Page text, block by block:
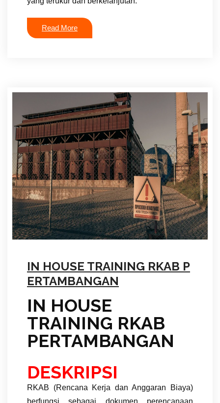
Read More
IN HOUSE TRAINING RKAB P
ERTAMBANGAN
IN HOUSE
TRAINING RKAB
PERTAMBANGAN
DESKRIPSI
RKAB (Rencana Kerja dan Anggaran Biaya)
berfungsi sebagai dokumen perencanaan